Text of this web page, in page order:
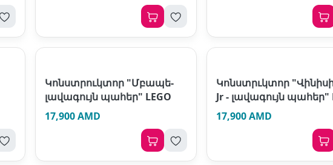
Կոնստրուկտոր "Մբապե-
լավագույն պահեր" LEGO
17,900 AMD
Կոնստրւկտոր
Jr - լավագույն պահեր"
17,900 AMD